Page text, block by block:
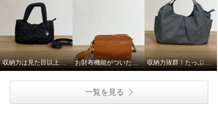
収納力は見た目以上！夏の必需品はしっかり入ります！ お財布機能がついたショルダーバッグ 収納力抜群！たっぷり入る軽〜いバッグ！
一覧を見る